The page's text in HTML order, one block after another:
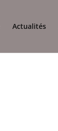
Actualités